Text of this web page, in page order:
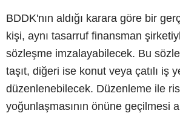
BDDK'nın aldığı karara göre bir
kişi, aynı tasarruf finansman
sözleşme imzalayabilecek. Bu
taşıt, diğeri ise konut veya çatılı iş
düzenlenebilecek. Düzenleme ile
yoğunlaşmasının önüne geçilmesi